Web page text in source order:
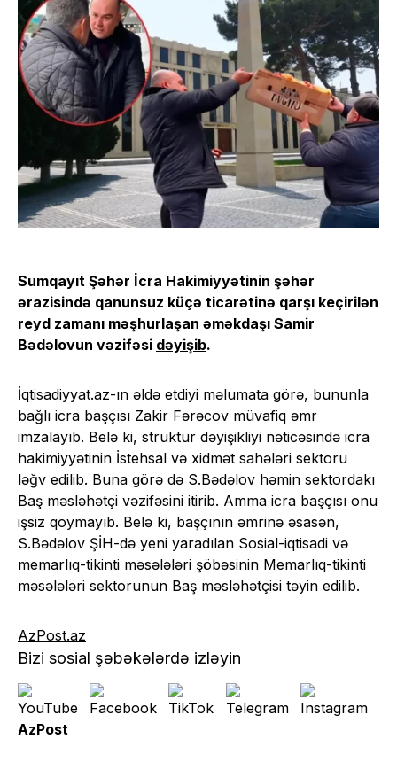
Sumqayıt Şəhər İcra Hakimiyyətinin şəhər
ərazisində qanunsuz küçə ticarətinə qarşı keçirilən
reyd zamanı məşhurlaşan əməkdaşı Samir
Bədəlovun vəzifəsi dəyişib.
İqtisadiyyat.az-ın əldə etdiyi məlumata görə, bununla
bağlı icra başçısı Zakir Fərəcov müvafiq əmr
imzalayıb. Belə ki, struktur dəyişikliyi nəticəsində icra
hakimiyyətinin İstehsal və xidmət sahələri sektoru
ləğv edilib. Buna görə də S.Bədəlov həmin sektordakı
Baş məsləhətçi vəzifəsini itirib. Amma icra başçısı onu
işsiz qoymayıb. Belə ki, başçının əmrinə əsasən,
S.Bədəlov ŞİH-də yeni yaradılan Sosial-iqtisadi və
memarlıq-tikinti məsələləri şöbəsinin Memarlıq-tikinti
məsələləri sektorunun Baş məsləhətçisi təyin edilib.
AzPost.az
Bizi sosial şəbəkələrdə izləyin
AzPost